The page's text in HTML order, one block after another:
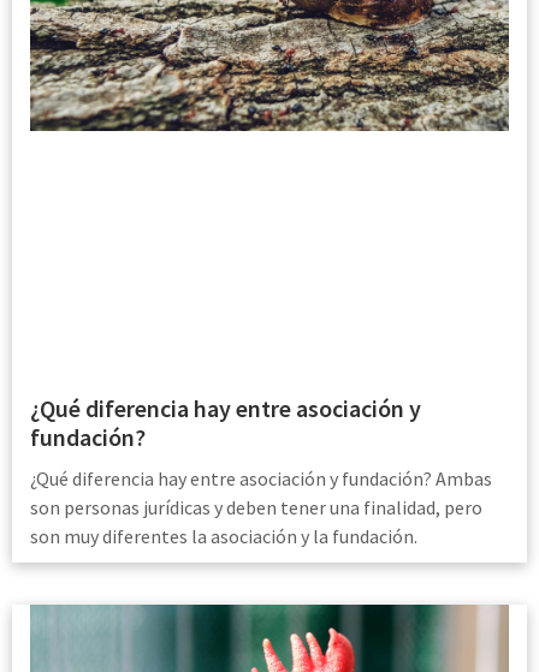
¿Qué diferencia hay entre asociación y
fundación?
¿Qué diferencia hay entre asociación y fundación? Ambas
son personas jurídicas y deben tener una finalidad, pero
son muy diferentes la asociación y la fundación.